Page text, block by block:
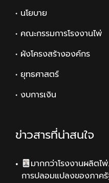
• นโยบาย
• คณะกรรมการโรงงานไพ่
• ผังโครงสร้างองค์กร
• ยุทธศาสตร์
• งบการเงิน
ข่าวสารที่น่าสนใจ
มากกว่าโรงงานผลิต
การปลอมแปลงของภาค